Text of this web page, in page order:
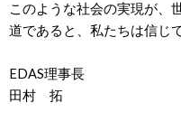
このような社会の実現が、
道であると、私たちは信じ
EDAS理事長
田村 拓